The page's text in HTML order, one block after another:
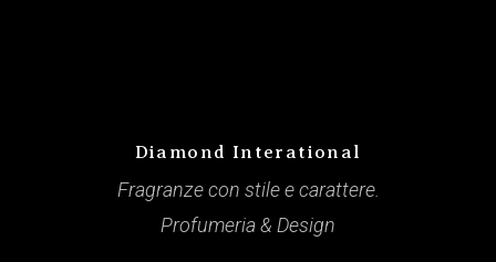
Diamond Interational
Fragranze con stile e carattere.
Profumeria & Design